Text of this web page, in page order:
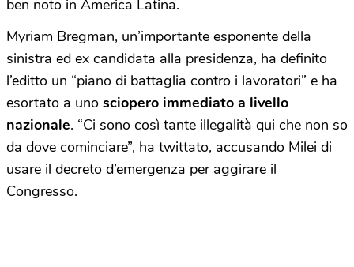
ben noto in America Latina.
Myriam Bregman, un’importante esponente della
sinistra ed ex candidata alla presidenza, ha definito
l’editto un “piano di battaglia contro i lavoratori” e ha
esortato a uno sciopero immediato a livello
nazionale. “Ci sono così tante illegalità qui che non so
da dove cominciare”, ha twittato, accusando Milei di
usare il decreto d’emergenza per aggirare il
Congresso.